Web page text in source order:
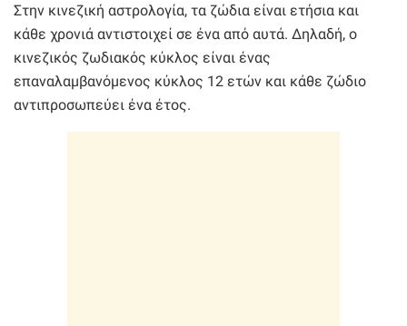
Στην κινεζική αστρολογία, τα ζώδια είναι ετήσια και
κάθε χρονιά αντιστοιχεί σε ένα από αυτά. Δηλαδή, ο
κινεζικός ζωδιακός κύκλος είναι ένας
επαναλαμβανόμενος κύκλος 12 ετών και κάθε ζώδιο
αντιπροσωπεύει ένα έτος.